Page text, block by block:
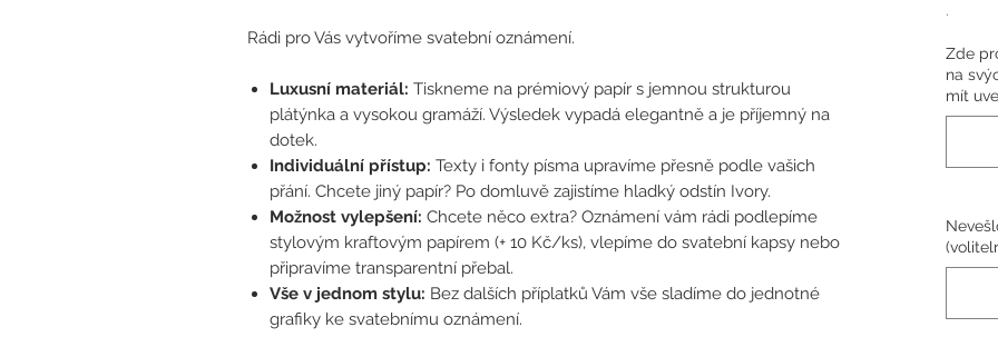
Rádi pro Vás vytvoříme svatební oznámení.
Luxusní materiál: Tiskneme na prémiový papír s jemnou strukturou
plátýnka a vysokou gramáží. Výsledek vypadá elegantně a je příjemný na
dotek.
Individuální přístup: Texty i fonty písma upravíme přesně podle vašich
přání. Chcete jiný papír? Po domluvě zajistíme hladký odstín Ivory.
Možnost vylepšení: Chcete něco extra? Oznámení vám rádi podlepíme
stylovým kraftovým papírem (+ 10 Kč/ks), vlepíme do svatební kapsy nebo
připravíme transparentní přebal.
Vše v jednom stylu: Bez dalších příplatků Vám vše sladíme do jednotné
grafiky ke svatebnímu oznámení.
.
Zde
na
mít